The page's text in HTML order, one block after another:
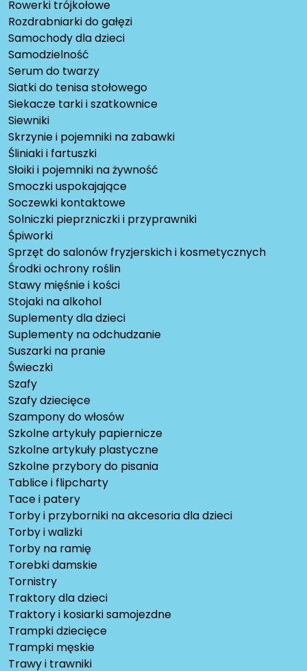
Rowerki trójkołowe
Rozdrabniarki do gałęzi
Samochody dla dzieci
Samodzielność
Serum do twarzy
Siatki do tenisa stołowego
Siekacze tarki i szatkownice
Siewniki
Skrzynie i pojemniki na zabawki
Śliniaki i fartuszki
Słoiki i pojemniki na żywność
Smoczki uspokajające
Soczewki kontaktowe
Solniczki pieprzniczki i przyprawniki
Śpiworki
Sprzęt do salonów fryzjerskich i kosmetycznych
Środki ochrony roślin
Stawy mięśnie i kości
Stojaki na alkohol
Suplementy dla dzieci
Suplementy na odchudzanie
Suszarki na pranie
Świeczki
Szafy
Szafy dziecięce
Szampony do włosów
Szkolne artykuły papiernicze
Szkolne artykuły plastyczne
Szkolne przybory do pisania
Tablice i flipcharty
Tace i patery
Torby i przyborniki na akcesoria dla dzieci
Torby i walizki
Torby na ramię
Torebki damskie
Tornistry
Traktory dla dzieci
Traktory i kosiarki samojezdne
Trampki dziecięce
Trampki męskie
Trawy i trawniki